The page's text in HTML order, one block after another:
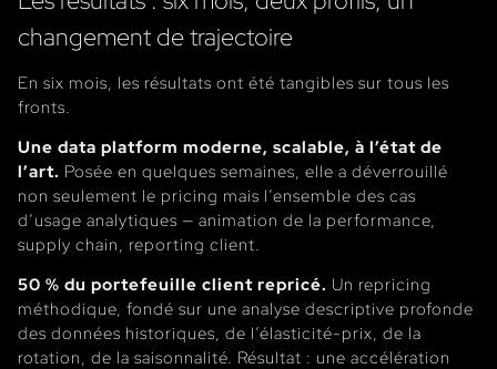
changement de trajectoire
En six mois, les résultats ont été tangibles sur tous les
fronts.
Une data platform moderne, scalable, à l’état de
l’art. Posée en quelques semaines, elle a déverrouillé
non seulement le pricing mais l’ensemble des cas
d’usage analytiques — animation de la performance,
supply chain, reporting client.
50 % du portefeuille client repricé. Un repricing
méthodique, fondé sur une analyse descriptive profonde
des données historiques, de l’élasticité-prix, de la
rotation, de la saisonnalité. Résultat : une accélération